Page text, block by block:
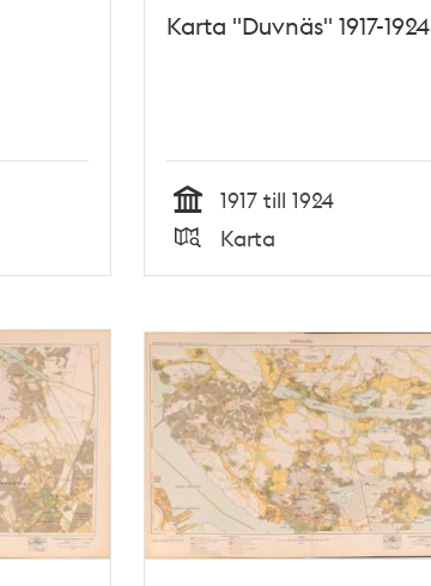
Karta "Duvnäs" 1917-1924
Tid
1917 till 1924
Typ
Karta